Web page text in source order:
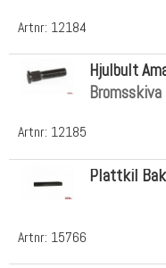
Artnr: 12184
Artnr: 12185
Hjulbult
Bromsskiva
Artnr: 15766
Plattkil